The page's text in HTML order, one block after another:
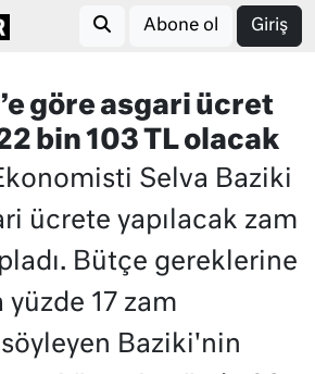
Abone ol Giriş
göre asgari ücret
bin 103 TL olacak
Selva Baziki
ücrete yapılacak zam
Bütçe gereklerine
17 zam
söyleyen Baziki'nin